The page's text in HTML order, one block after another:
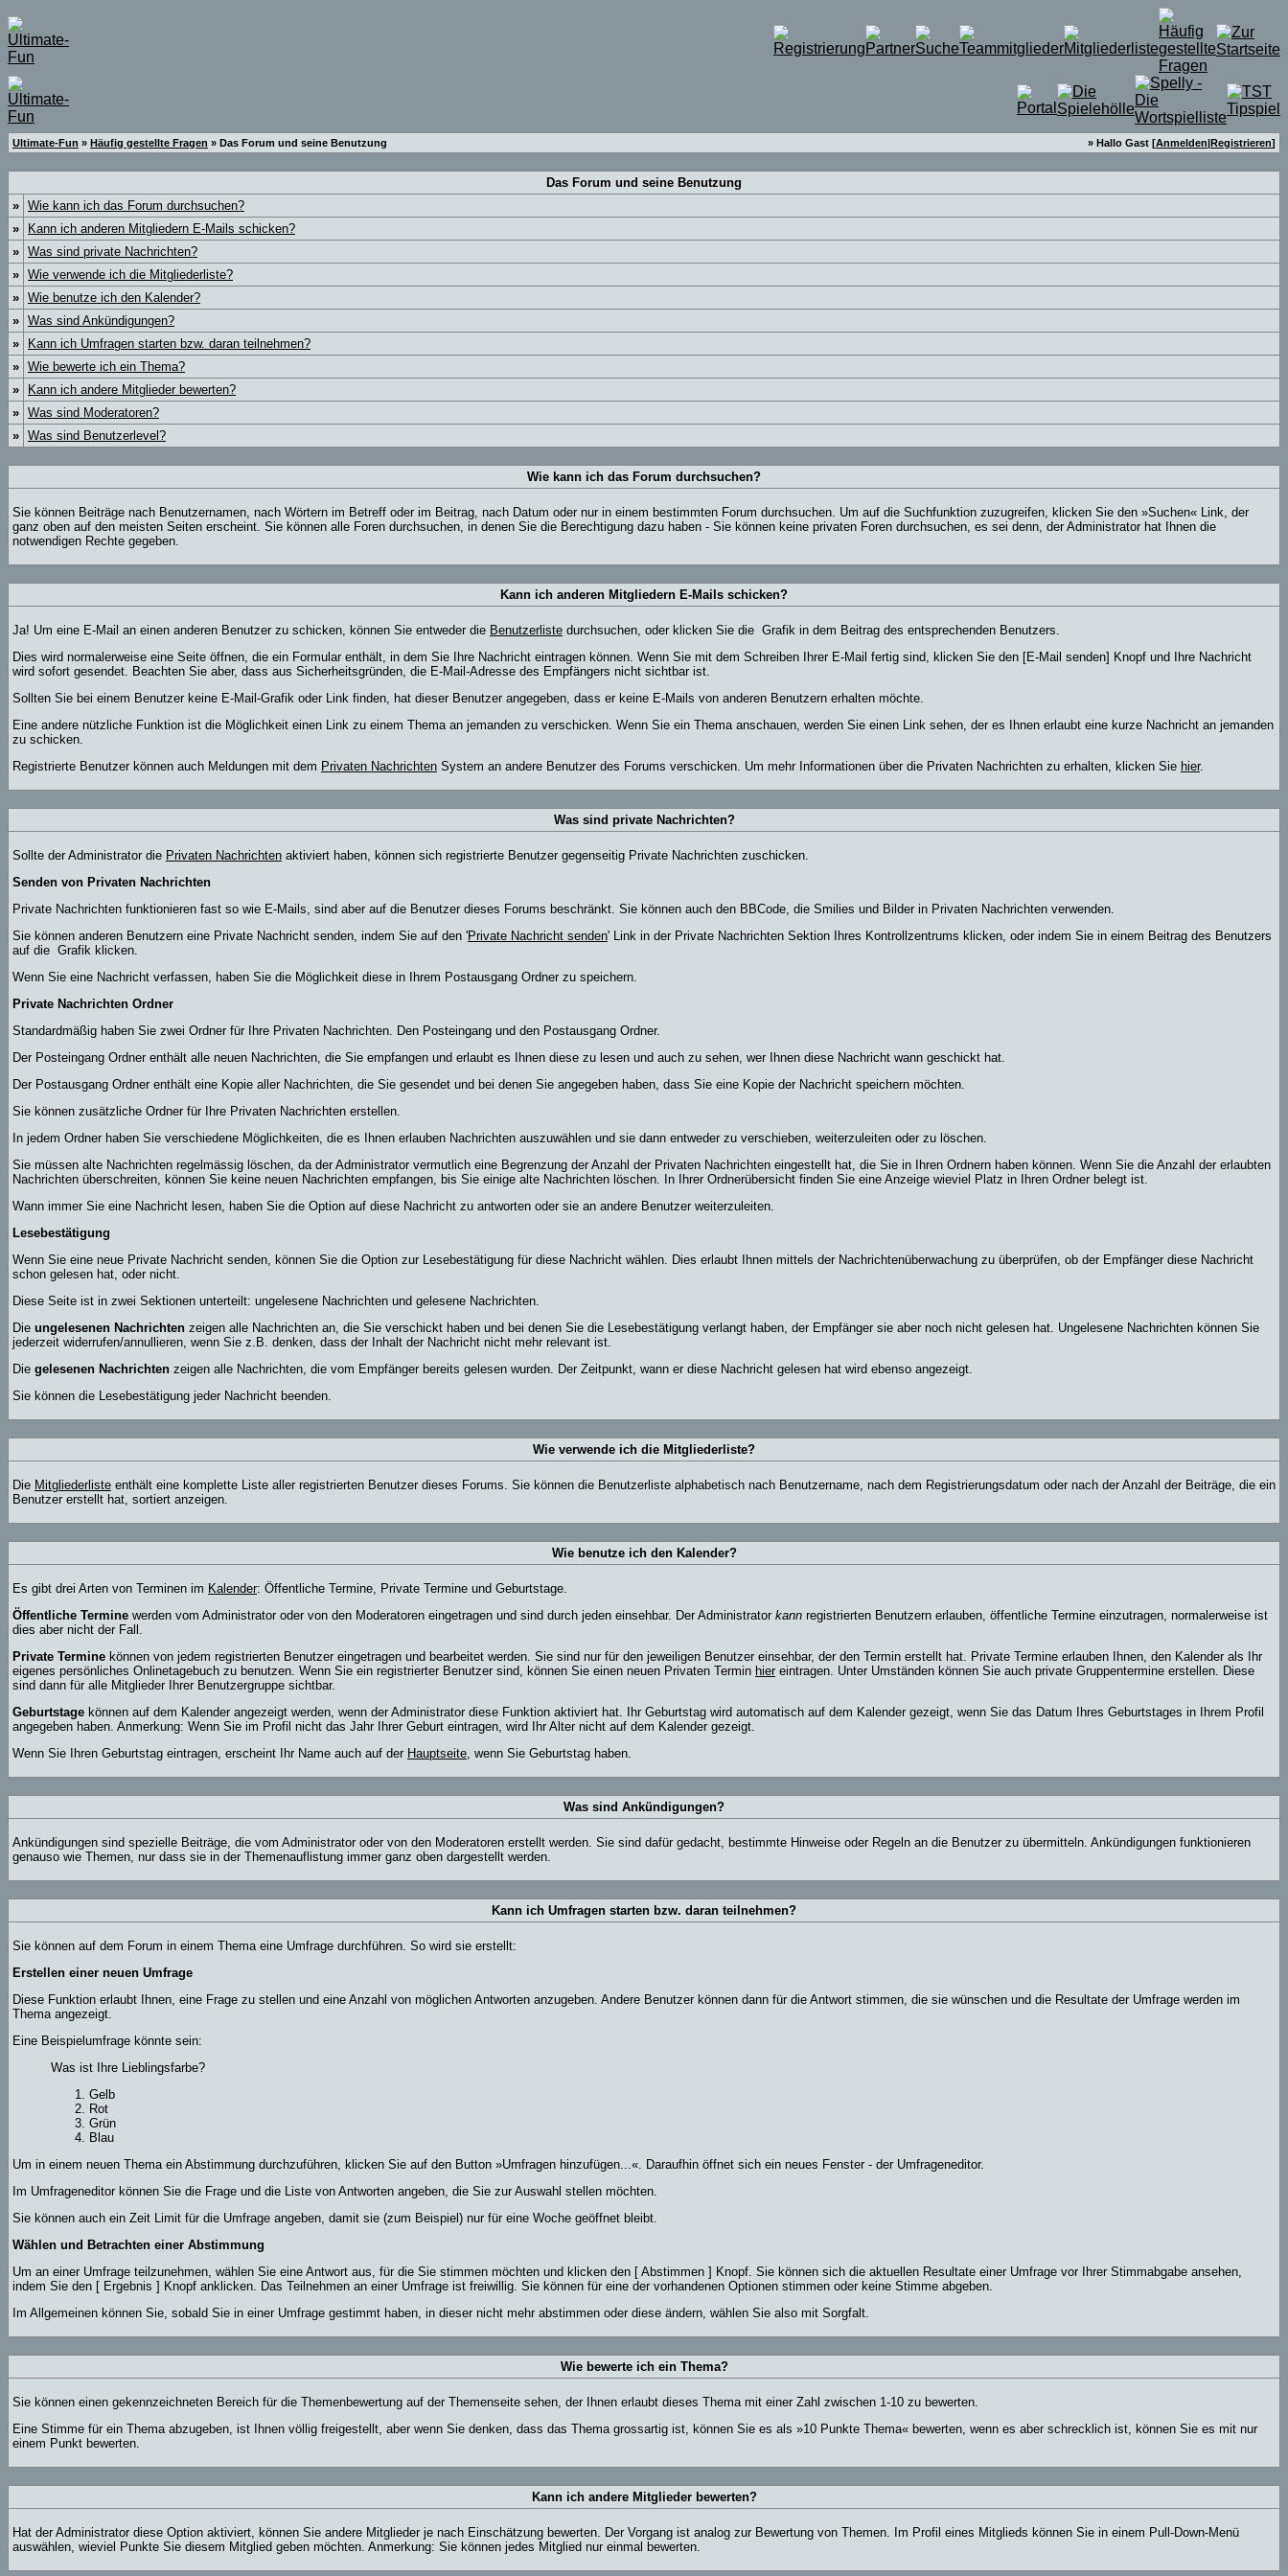
Ultimate-Fun » Häufig gestellte Fragen » Das Forum und seine Benutzung » Hallo Gast [Anmelden|Registrieren]
Das Forum und seine Benutzung
» Wie kann ich das Forum durchsuchen?
»
Kann ich anderen Mitgliedern E-Mails schicken?
» Was sind private Nachrichten?
» Wie verwende ich die Mitgliederliste?
» Wie benutze ich den Kalender?
» Was sind Ankündigungen?
»
Kann ich Umfragen starten bzw. daran teilnehmen?
» Wie bewerte ich ein Thema?
»
Kann ich andere Mitglieder bewerten?
» Was sind Moderatoren?
» Was sind Benutzerlevel?
Wie kann ich das Forum durchsuchen?
Sie können Beiträge nach Benutzernamen, nach Wörtern im Betreff oder im Beitrag, nach Datum oder nur in einem bestimmten Forum durchsuchen. Um auf die Suchfunktion zuzugreifen, klicken Sie den »Suchen« Link, der
ganz oben auf den meisten Seiten erscheint. Sie können alle Foren durchsuchen, in denen Sie die Berechtigung dazu haben - Sie können keine privaten Foren durchsuchen, es sei denn, der Administrator hat Ihnen die
notwendigen Rechte gegeben.
Kann ich anderen Mitgliedern E-Mails schicken?
Ja! Um eine E-Mail an einen anderen Benutzer zu schicken, können Sie entweder die Benutzerliste durchsuchen, oder klicken Sie die Grafik in dem Beitrag des entsprechenden Benutzers.
Dies wird normalerweise eine Seite öffnen, die ein Formular enthält, in dem Sie Ihre Nachricht eintragen können. Wenn Sie mit dem Schreiben Ihrer E-Mail fertig sind, klicken Sie den [E-Mail senden] Knopf und Ihre Nachricht
wird sofort gesendet. Beachten Sie aber, dass aus Sicherheitsgründen, die E-Mail-Adresse des Empfängers nicht sichtbar ist.
Sollten Sie bei einem Benutzer keine E-Mail-Grafik oder Link finden, hat dieser Benutzer angegeben, dass er keine E-Mails von anderen Benutzern erhalten möchte.
Eine andere nützliche Funktion ist die Möglichkeit einen Link zu einem Thema an jemanden zu verschicken. Wenn Sie ein Thema anschauen, werden Sie einen Link sehen, der es Ihnen erlaubt eine kurze Nachricht an jemanden
zu schicken.
Registrierte Benutzer können auch Meldungen mit dem Privaten Nachrichten System an andere Benutzer des Forums verschicken. Um mehr Informationen über die Privaten Nachrichten zu erhalten, klicken Sie hier.
Was sind private Nachrichten?
Sollte der Administrator die Privaten Nachrichten aktiviert haben, können sich registrierte Benutzer gegenseitig Private Nachrichten zuschicken.
Senden von Privaten Nachrichten
Private Nachrichten funktionieren fast so wie E-Mails, sind aber auf die Benutzer dieses Forums beschränkt. Sie können auch den BBCode, die Smilies und Bilder in Privaten Nachrichten verwenden.
Sie können anderen Benutzern eine Private Nachricht senden, indem Sie auf den 'Private Nachricht senden' Link in der Private Nachrichten Sektion Ihres Kontrollzentrums klicken, oder indem Sie in einem Beitrag des Benutzers
auf die Grafik klicken.
Wenn Sie eine Nachricht verfassen, haben Sie die Möglichkeit diese in Ihrem Postausgang Ordner zu speichern.
Private Nachrichten Ordner
Standardmäßig haben Sie zwei Ordner für Ihre Privaten Nachrichten. Den Posteingang und den Postausgang Ordner.
Der Posteingang Ordner enthält alle neuen Nachrichten, die Sie empfangen und erlaubt es Ihnen diese zu lesen und auch zu sehen, wer Ihnen diese Nachricht wann geschickt hat.
Der Postausgang Ordner enthält eine Kopie aller Nachrichten, die Sie gesendet und bei denen Sie angegeben haben, dass Sie eine Kopie der Nachricht speichern möchten.
Sie können zusätzliche Ordner für Ihre Privaten Nachrichten erstellen.
In jedem Ordner haben Sie verschiedene Möglichkeiten, die es Ihnen erlauben Nachrichten auszuwählen und sie dann entweder zu verschieben, weiterzuleiten oder zu löschen.
Sie müssen alte Nachrichten regelmässig löschen, da der Administrator vermutlich eine Begrenzung der Anzahl der Privaten Nachrichten eingestellt hat, die Sie in Ihren Ordnern haben können. Wenn Sie die Anzahl der erlaubten
Nachrichten überschreiten, können Sie keine neuen Nachrichten empfangen, bis Sie einige alte Nachrichten löschen. In Ihrer Ordnerübersicht finden Sie eine Anzeige wieviel Platz in Ihren Ordner belegt ist.
Wann immer Sie eine Nachricht lesen, haben Sie die Option auf diese Nachricht zu antworten oder sie an andere Benutzer weiterzuleiten.
Lesebestätigung
Wenn Sie eine neue Private Nachricht senden, können Sie die Option zur Lesebestätigung für diese Nachricht wählen. Dies erlaubt Ihnen mittels der Nachrichtenüberwachung zu überprüfen, ob der Empfänger diese Nachricht
schon gelesen hat, oder nicht.
Diese Seite ist in zwei Sektionen unterteilt: ungelesene Nachrichten und gelesene Nachrichten.
Die ungelesenen Nachrichten zeigen alle Nachrichten an, die Sie verschickt haben und bei denen Sie die Lesebestätigung verlangt haben, der Empfänger sie aber noch nicht gelesen hat. Ungelesene Nachrichten können Sie
jederzeit widerrufen/annullieren, wenn Sie z.B. denken, dass der Inhalt der Nachricht nicht mehr relevant ist.
Die gelesenen Nachrichten zeigen alle Nachrichten, die vom Empfänger bereits gelesen wurden. Der Zeitpunkt, wann er diese Nachricht gelesen hat wird ebenso angezeigt.
Sie können die Lesebestätigung jeder Nachricht beenden.
Wie verwende ich die Mitgliederliste?
Die Mitgliederliste enthält eine komplette Liste aller registrierten Benutzer dieses Forums. Sie können die Benutzerliste alphabetisch nach Benutzername, nach dem Registrierungsdatum oder nach der Anzahl der Beiträge, die ein
Benutzer erstellt hat, sortiert anzeigen.
Wie benutze ich den Kalender?
Es gibt drei Arten von Terminen im Kalender: Öffentliche Termine, Private Termine und Geburtstage.
Öffentliche Termine werden vom Administrator oder von den Moderatoren eingetragen und sind durch jeden einsehbar. Der Administrator kann registrierten Benutzern erlauben, öffentliche Termine einzutragen, normalerweise ist
dies aber nicht der Fall.
Private Termine können von jedem registrierten Benutzer eingetragen und bearbeitet werden. Sie sind nur für den jeweiligen Benutzer einsehbar, der den Termin erstellt hat. Private Termine erlauben Ihnen, den Kalender als Ihr
eigenes persönliches Onlinetagebuch zu benutzen. Wenn Sie ein registrierter Benutzer sind, können Sie einen neuen Privaten Termin hier eintragen. Unter Umständen können Sie auch private Gruppentermine erstellen. Diese
sind dann für alle Mitglieder Ihrer Benutzergruppe sichtbar.
Geburtstage können auf dem Kalender angezeigt werden, wenn der Administrator diese Funktion aktiviert hat. Ihr Geburtstag wird automatisch auf dem Kalender gezeigt, wenn Sie das Datum Ihres Geburtstages in Ihrem Profil
angegeben haben. Anmerkung: Wenn Sie im Profil nicht das Jahr Ihrer Geburt eintragen, wird Ihr Alter nicht auf dem Kalender gezeigt.
Wenn Sie Ihren Geburtstag eintragen, erscheint Ihr Name auch auf der Hauptseite, wenn Sie Geburtstag haben.
Was sind Ankündigungen?
Ankündigungen sind spezielle Beiträge, die vom Administrator oder von den Moderatoren erstellt werden. Sie sind dafür gedacht, bestimmte Hinweise oder Regeln an die Benutzer zu übermitteln. Ankündigungen funktionieren
genauso wie Themen, nur dass sie in der Themenauflistung immer ganz oben dargestellt werden.
Kann ich Umfragen starten bzw. daran teilnehmen?
Sie können auf dem Forum in einem Thema eine Umfrage durchführen. So wird sie erstellt:
Erstellen einer neuen Umfrage
Diese Funktion erlaubt Ihnen, eine Frage zu stellen und eine Anzahl von möglichen Antworten anzugeben. Andere Benutzer können dann für die Antwort stimmen, die sie wünschen und die Resultate der Umfrage werden im
Thema angezeigt.
Eine Beispielumfrage könnte sein:
Was ist Ihre Lieblingsfarbe?
Gelb
Rot
Grün
Blau
Um in einem neuen Thema ein Abstimmung durchzuführen, klicken Sie auf den Button »Umfragen hinzufügen...«. Daraufhin öffnet sich ein neues Fenster - der Umfrageneditor.
Im Umfrageneditor können Sie die Frage und die Liste von Antworten angeben, die Sie zur Auswahl stellen möchten.
Sie können auch ein Zeit Limit für die Umfrage angeben, damit sie (zum Beispiel) nur für eine Woche geöffnet bleibt.
Wählen und Betrachten einer Abstimmung
Um an einer Umfrage teilzunehmen, wählen Sie eine Antwort aus, für die Sie stimmen möchten und klicken den [ Abstimmen ] Knopf. Sie können sich die aktuellen Resultate einer Umfrage vor Ihrer Stimmabgabe ansehen,
indem Sie den [ Ergebnis ] Knopf anklicken. Das Teilnehmen an einer Umfrage ist freiwillig. Sie können für eine der vorhandenen Optionen stimmen oder keine Stimme abgeben.
Im Allgemeinen können Sie, sobald Sie in einer Umfrage gestimmt haben, in dieser nicht mehr abstimmen oder diese ändern, wählen Sie also mit Sorgfalt.
Wie bewerte ich ein Thema?
Sie können einen gekennzeichneten Bereich für die Themenbewertung auf der Themenseite sehen, der Ihnen erlaubt dieses Thema mit einer Zahl zwischen 1-10 zu bewerten.
Eine Stimme für ein Thema abzugeben, ist Ihnen völlig freigestellt, aber wenn Sie denken, dass das Thema grossartig ist, können Sie es als »10 Punkte Thema« bewerten, wenn es aber schrecklich ist, können Sie es mit nur
einem Punkt bewerten.
Kann ich andere Mitglieder bewerten?
Hat der Administrator diese Option aktiviert, können Sie andere Mitglieder je nach Einschätzung bewerten. Der Vorgang ist analog zur Bewertung von Themen. Im Profil eines Mitglieds können Sie in einem Pull-Down-Menü
auswählen, wieviel Punkte Sie diesem Mitglied geben möchten. Anmerkung: Sie können jedes Mitglied nur einmal bewerten.